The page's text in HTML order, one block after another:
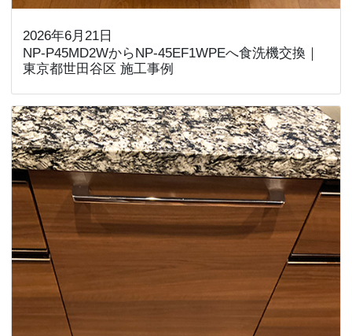
2026年6月21日
NP-P45MD2WからNP-45EF1WPEへ食洗機交換｜
東京都世田谷区 施工事例